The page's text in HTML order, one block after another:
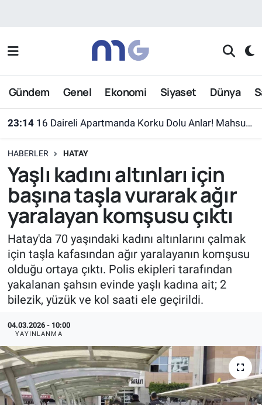
Gündem Genel Ekonomi Siyaset Dünya
23:14 16 Daireli Apartmanda Korku Dolu Anlar! Mahsur Kalanlar Kurtarıldı
HABERLER HATAY
Yaşlı kadını altınları için
başına taşla vurarak ağır
yaralayan komşusu çıktı
Hatay'da 70 yaşındaki kadını altınlarını çalmak
için taşla kafasından ağır yaralayanın komşusu
olduğu ortaya çıktı. Polis ekipleri tarafından
yakalanan şahsın evinde yaşlı kadına ait; 2
bilezik, yüzük ve kol saati ele geçirildi.
04.03.2026 - 10:00
YAYINLANMA
Nöbetçi Eczaneler
Hava Durumu
Süper Lig Puan Durumu ve Fikstür
Tüm Manşetler
Son Dakika Haberleri
Haber Arşivi